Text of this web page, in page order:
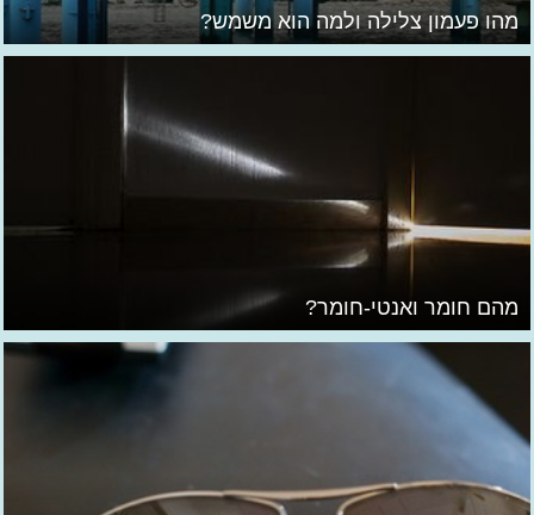
מהו פעמון צלילה ולמה הוא משמש?
מהם חומר ואנטי-חומר?